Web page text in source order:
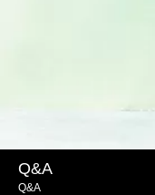
Q&A
Q&A